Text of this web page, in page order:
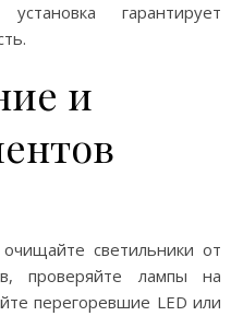
гарантирует
и
светильники от
проверяйте лампы на
перегоревшие LED или